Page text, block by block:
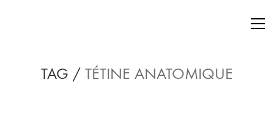
TAG / TÉTINE ANATOMIQUE